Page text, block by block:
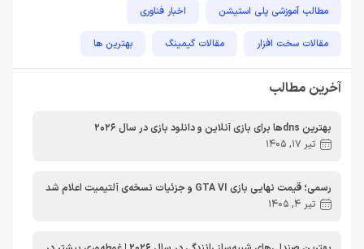
مطالب آموزشی پلی استیشن اخبار فناوری
مقالات سخت افزار مقالات گیمینگ بهترین ها
مطالب آموزشی ایکس باکس
آخرین مطالب
بهترین dnsها برای بازی آنلاین و دانلود بازی در سال 2026
تیر 17, 1405
رسمی؛ قیمت نهایی بازی GTA VI و جزئیات نسخه‌ی آلتیمیت اعلام شد
تیر 4, 1405